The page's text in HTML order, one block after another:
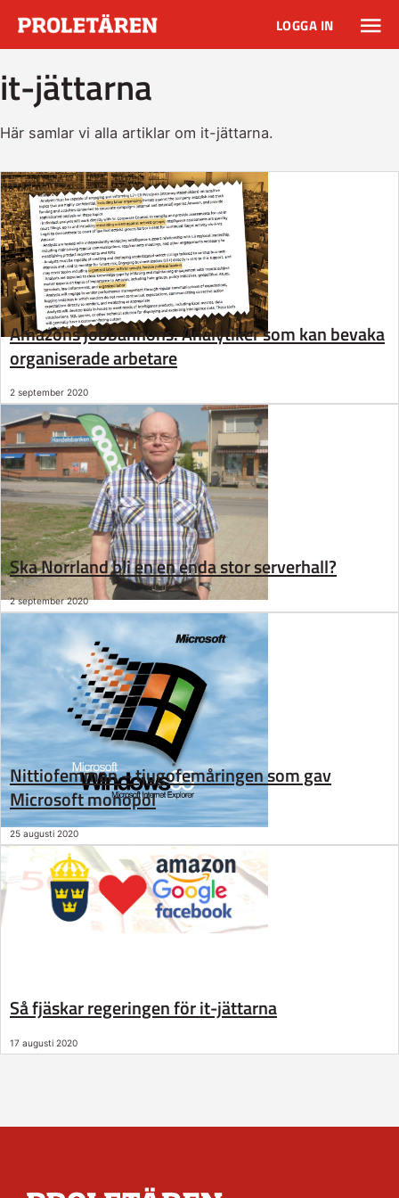
LOGGA IN
it-jättarna
Här samlar vi alla artiklar om it-jättarna.
Amazons jobbannons: Analytiker som kan bevaka
organiserade arbetare
2 september 2020
Ska Norrland bli en en enda stor serverhall?
2 september 2020
Nittiofemman – tjugofemåringen som gav
Microsoft monopol
25 augusti 2020
Så fjäskar regeringen för it-jättarna
17 augusti 2020